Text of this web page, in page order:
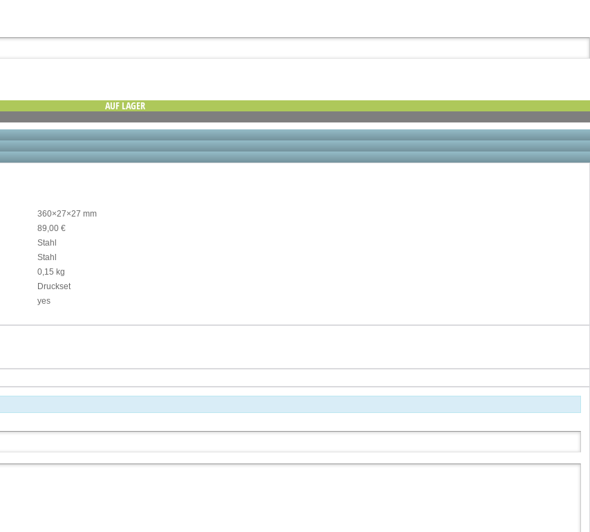
AUF LAGER
360×27×27 mm
89,00 €
Stahl
Stahl
0,15 kg
Druckset
yes